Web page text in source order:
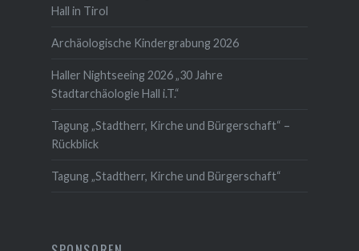
Hall in Tirol
Archäologische Kindergrabung 2026
Haller Nightseeing 2026 „30 Jahre
Stadtarchäologie Hall i.T.“
Tagung „Stadtherr, Kirche und Bürgerschaft“ –
Rückblick
Tagung „Stadtherr, Kirche und Bürgerschaft“